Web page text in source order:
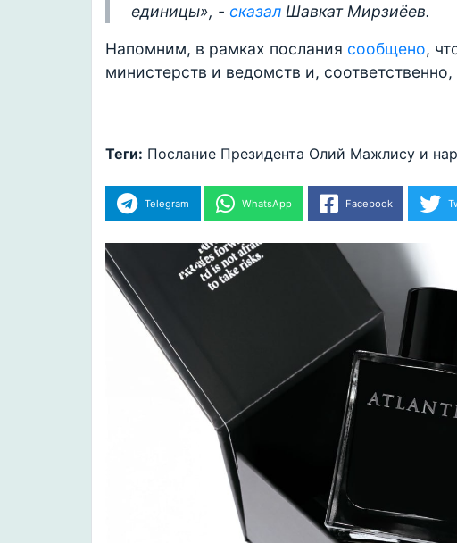
единицы», - сказал Шавкат Мирзиёев.
Напомним, в рамках послания сообщено,
министерств и ведомств и,
Теги: Послание Президента Олий Мажлису и
Telegram WhatsApp Facebook